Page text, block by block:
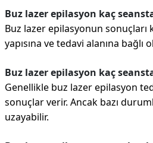
Buz lazer epilasyon kaç
Buz lazer epilasyonun sonuçları
yapısına ve tedavi alanına bağlı
Buz lazer epilasyon kaç
Genellikle buz lazer epilasyon
sonuçlar verir. Ancak bazı
uzayabilir.